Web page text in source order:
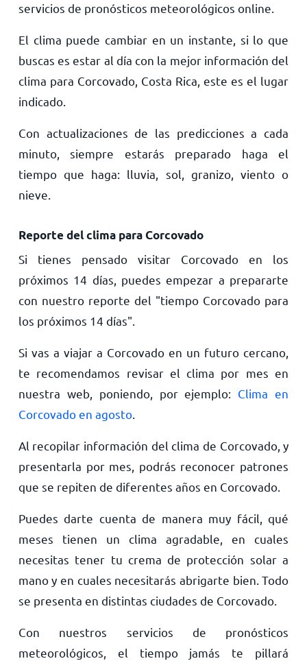
servicios de pronósticos meteorológicos online.
El clima puede cambiar en un instante, si lo que
buscas es estar al día con la mejor información del
clima para Corcovado, Costa Rica, este es el lugar
indicado.
Con actualizaciones de las predicciones a cada
minuto, siempre estarás preparado haga el
tiempo que haga: lluvia, sol, granizo, viento o
nieve.
Reporte del clima para Corcovado
Si tienes pensado visitar Corcovado en los
próximos 14 días, puedes empezar a prepararte
con nuestro reporte del "tiempo Corcovado para
los próximos 14 días".
Si vas a viajar a Corcovado en un futuro cercano,
te recomendamos revisar el clima por mes en
nuestra web, poniendo, por ejemplo: Clima en
Corcovado en agosto.
Al recopilar información del clima de Corcovado, y
presentarla por mes, podrás reconocer patrones
que se repiten de diferentes años en Corcovado.
Puedes darte cuenta de manera muy fácil, qué
meses tienen un clima agradable, en cuales
necesitas tener tu crema de protección solar a
mano y en cuales necesitarás abrigarte bien. Todo
se presenta en distintas ciudades de Corcovado.
Con nuestros servicios de pronósticos
meteorológicos, el tiempo jamás te pillará